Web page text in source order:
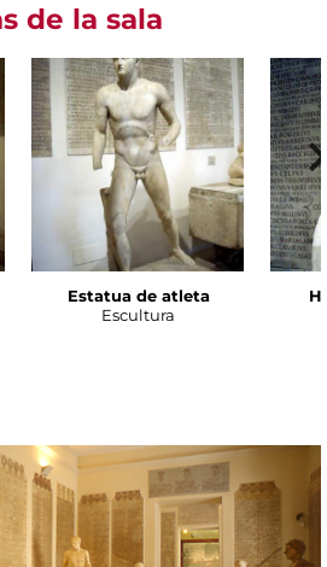
de la sala
Estatua de atleta
Escultura